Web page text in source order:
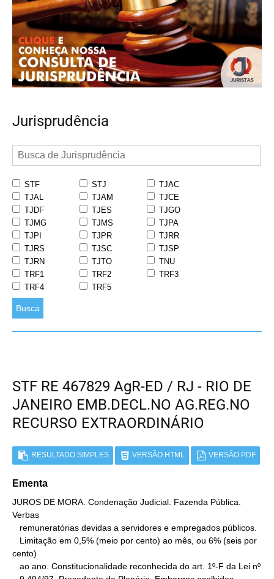
Jurisprudência
STF STJ
TJAC
TJAL
TJAM
TJCE
TJDF
TJES
TJGO
TJMG
TJMS
TJPA
TJPI
TJPR
TJRR
TJRS
TJSC
TJSP
TJRN
TJTO
TNU
TRF1
TRF2
TRF3
TRF4
TRF5
Busca
STF RE 467829 AgR-ED / RJ - RIO DE
JANEIRO EMB.DECL.NO AG.REG.NO
RECURSO EXTRAORDINÁRIO
RESULTADO SIMPLES VERSÃO HTML VERSÃO PDF
Ementa
JUROS DE MORA. Condenação Judicial. Fazenda Pública.
Verbas
cento)